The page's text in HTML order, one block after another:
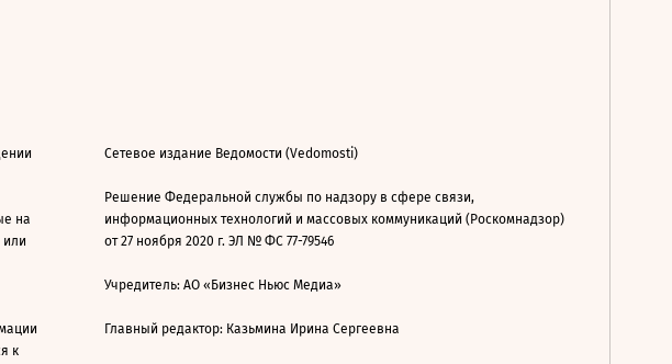
на
или
к
Сетевое издание Ведомости (Vedomosti)
Решение Федеральной службы по надзору в сфере связи,
информационных технологий и массовых коммуникаций (Роскомнадзор)
от 27 ноября 2020 г. ЭЛ № ФС 77-79546
Учредитель: АО «Бизнес Ньюс Медиа»
Главный редактор: Казьмина Ирина Сергеевна